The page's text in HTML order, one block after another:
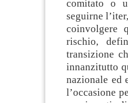
comitato o
seguirne
coinvolgere
rischio,
transizione
innanzitutto
nazionale ed
l’occasione